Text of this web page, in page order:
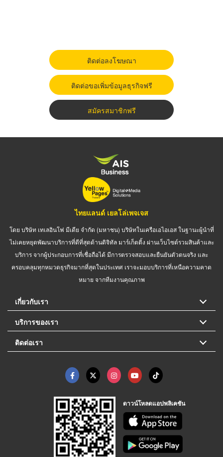
ติดต่อลงโฆษณา
ติดต่อขอเพิ่มข้อมูลธุรกิจฟรี
สมัครสมาชิกฟรี
ไทยแลนด์ เยลโล่เพจเจส
โดย บริษัท เทเลอินโฟ มีเดีย จำกัด (มหาชน) บริษัทในเครือเอไอเอส ในฐานะผู้นำที่
ไม่เคยหยุดพัฒนาบริการที่ดีที่สุดด้านดิจิทัล มาร์เก็ตติ้ง ผ่านเว็บไซต์รวมสินค้าและ
บริการ จากผู้ประกอบการที่เชื่อถือได้ มีการตรวจสอบและยืนยันตัวตนจริง และ
ครอบคลุมทุกหมวดธุรกิจมากที่สุดในประเทศ เราจะมอบบริการที่เหนือความคาด
หมาย จากทีมงานคุณภาพ
เกี่ยวกับเรา
บริการของเรา
ติดต่อเรา
ดาวน์โหลดแอปพลิเคชัน